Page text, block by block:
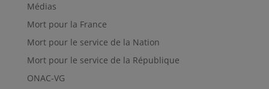
Médias
Mort pour la France
Mort pour le service de la Nation
Mort pour le service de la République
ONAC-VG